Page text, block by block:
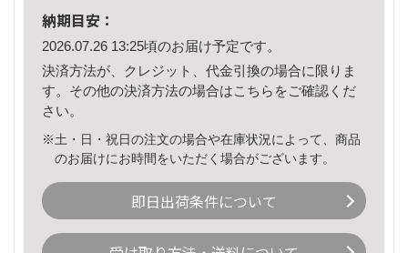
納期目安：
2026.07.26 13:25頃のお届け予定です。
決済方法が、クレジット、代金引換の場合に限りま
す。その他の決済方法の場合はこちら をご確認くだ
さい。
※土・日・祝日の注文の場合や在庫状況によって、商品
のお届けにお時間をいただく場合がございます。
即日出荷条件について